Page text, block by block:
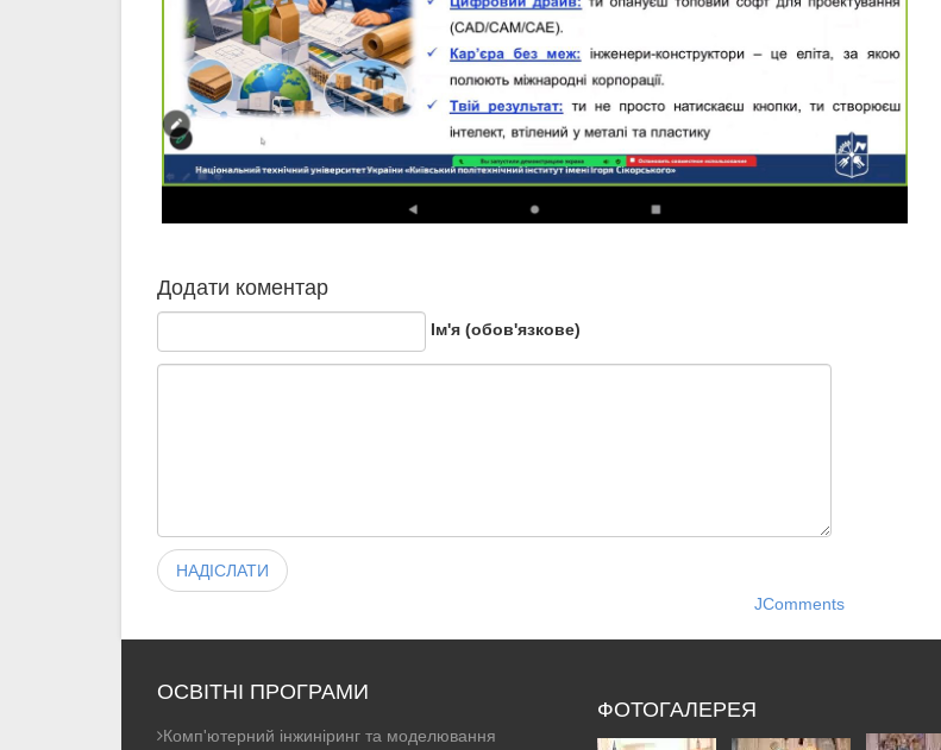
Додати коментар
Ім'я (обов'язкове)
НАДІСЛАТИ
JComments
ОСВІТНІ ПРОГРАМИ
Комп'ютерний інжиніринг та моделювання
ФОТОГАЛЕРЕЯ